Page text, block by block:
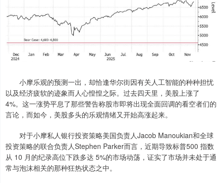
小摩乐观的预测一出，却恰逢华尔街因有关人工智能的种种担忧
以及经济疲软的迹象而人心惶惶之际。过去四天里，美股上涨了
4%。这一涨势平息了那些警告称股市即将出现全面回调的看空者们的
言论，而如今，美股多头的乐观情绪又开始高涨起来。
对于小摩私人银行投资策略美国负责人Jacob Manoukian和全球
投资策略的联合负责人Stephen Parker而言，近期导致标普500 指数
从 10 月的纪录高位下跌多达 5%的市场动荡，证实了市场并未处于通
常与泡沫相关的那种狂热状态之中。